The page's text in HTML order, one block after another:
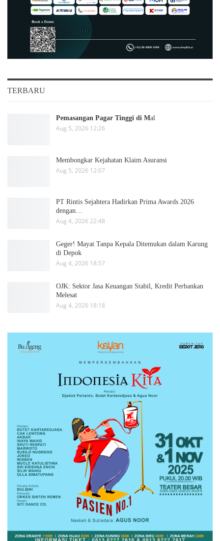
TERBARU
Pemasangan Pagar Tinggi di Mal
Aug 5, 2026 12:26
Membongkar Kejahatan Klaim Asuransi
Aug 5, 2026 12:07
PT Rintis Sejahtera Hadirkan Prima Awards 2026
dengan…
Aug 4, 2026 22:48
Geger! Mayat Tanpa Kepala Ditemukan dalam Karung
di Depok
Aug 4, 2026 18:57
OJK: Sektor Jasa Keuangan Stabil, Kredit Perbankan
Melesat
Aug 4, 2026 18:18